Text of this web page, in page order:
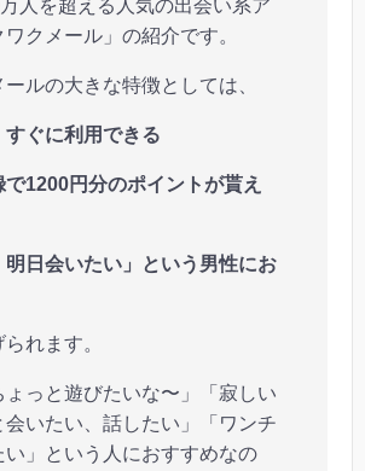
人を超える人気の出会い系ア
クメール」の紹介です。
ルの大きな特徴としては、
すぐに利用できる
で1200円分のポイントが貰え
明日会いたい」という男性にお
れます。
ょっと遊びたいな〜」「寂しい
会いたい、話したい」「ワンチ
い」という人におすすめなの